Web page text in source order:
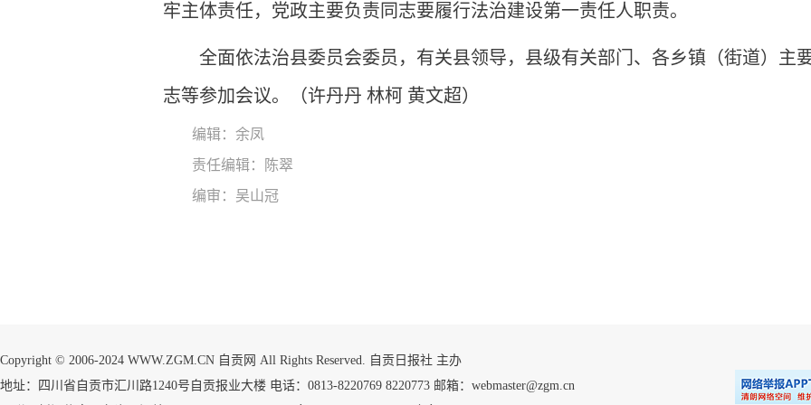
牢主体责任，党政主要负责同志要履行法治建设第一责任人职责。
全面依法治县委员会委员，有关县领导，县级有关部门、各乡镇（街道）主
志等参加会议。（许丹丹 林柯 黄文超）
编辑：余凤
责任编辑：陈翠
编审：吴山冠
Copyright © 2006-2024 WWW.ZGM.CN 自贡网 All Rights Reserved. 自贡日报社 主办
地址：四川省自贡市汇川路1240号自贡报业大楼 电话：0813-8220769 8220773 邮箱：webmaster@zgm.cn